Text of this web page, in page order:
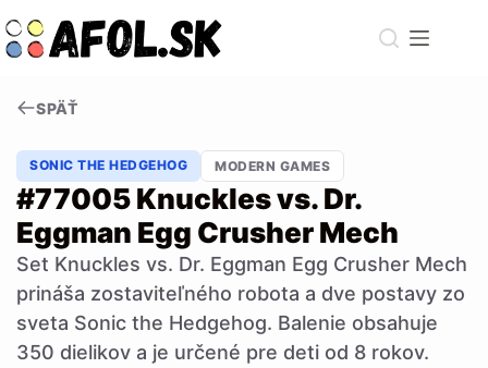
to
content
SPÄŤ
SONIC THE HEDGEHOG MODERN GAMES
#77005 Knuckles vs. Dr.
Eggman Egg Crusher Mech
Set Knuckles vs. Dr. Eggman Egg Crusher Mech
prináša zostaviteľného robota a dve postavy zo
sveta Sonic the Hedgehog. Balenie obsahuje
350 dielikov a je určené pre deti od 8 rokov.